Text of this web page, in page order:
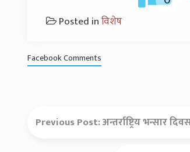
Posted inविशेष
Facebook Comments
Previous Post:अन्तर्राष्ट्रिय भन्सार